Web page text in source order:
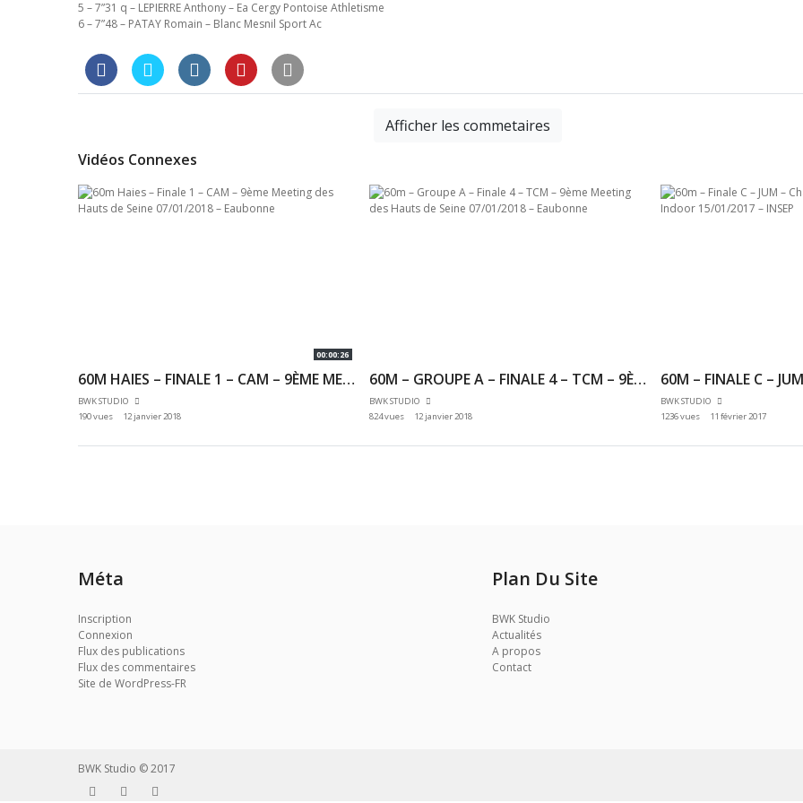
5 – 7”31 q – LEPIERRE Anthony – Ea Cergy Pontoise Athletisme
6 – 7”48 – PATAY Romain – Blanc Mesnil Sport Ac
Afficher les commetaires
Vidéos Connexes
00:00:26
60M HAIES – FINALE 1 – CAM – 9ÈME MEETING DES HAUTS DE SEINE 07/01/2018 – EAUBONNE
BWK STUDIO
190 vues
12 janvier 2018
60M – GROUPE A – FINALE 4 – TCM – 9ÈME MEETING DES HAUTS DE SEINE 07/01/2018 – EAUBONNE
BWK STUDIO
824 vues
12 janvier 2018
BWK STUDIO
1236 vues
11 février 2017
Méta
Inscription
Connexion
Flux des publications
Flux des commentaires
Site de WordPress-FR
Plan Du Site
BWK Studio
Actualités
A propos
Contact
BWK Studio © 2017